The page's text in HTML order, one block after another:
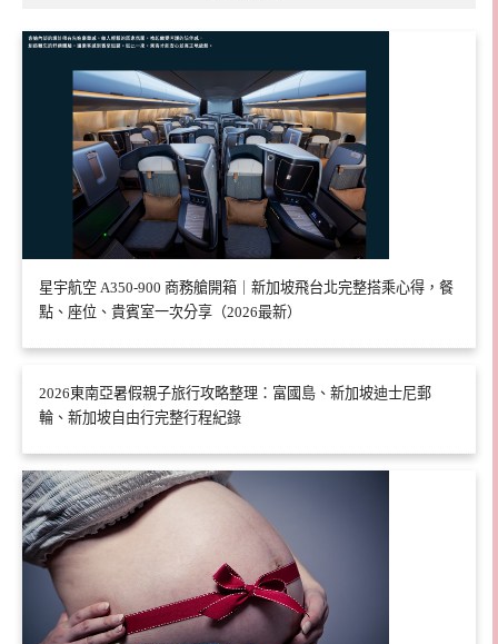
星宇航空 A350-900 商務艙開箱｜新加坡飛台北完整搭乘心得，餐
點、座位、貴賓室一次分享（2026最新）
2026東南亞暑假親子旅行攻略整理：富國島、新加坡迪士尼郵
輪、新加坡自由行完整行程紀錄